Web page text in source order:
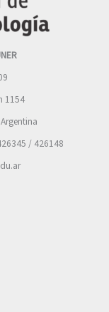
1154
/ 426148